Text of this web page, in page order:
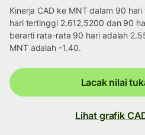
Kinerja CAD ke MNT dalam 90
hari tertinggi 2.612,5200 dan 90
berarti rata-rata 90 hari adalah
MNT adalah -1.40.
Lacak nilai
Lihat grafik